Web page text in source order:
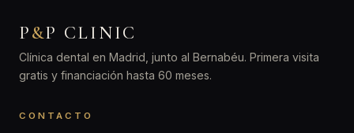
P&P CLINIC
Clínica dental en Madrid, junto al Bernabéu. Primera visita
gratis y financiación hasta 60 meses.
CONTACTO